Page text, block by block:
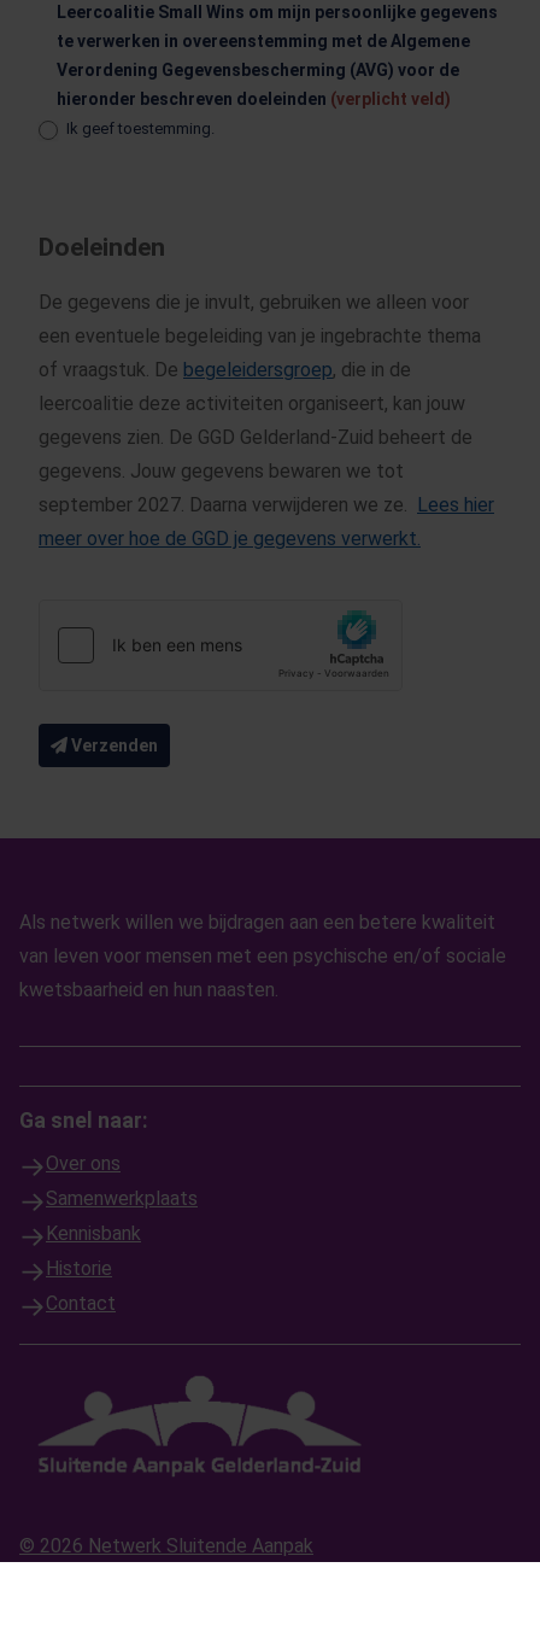
Leercoalitie Small Wins om mijn persoonlijke gegevens
te verwerken in overeenstemming met de Algemene
Verordening Gegevensbescherming (AVG) voor de
hieronder beschreven doeleinden (verplicht veld)
Ik geef toestemming.
Doeleinden
De gegevens die je invult, gebruiken we alleen voor
een eventuele begeleiding van je ingebrachte thema
of vraagstuk. De begeleidersgroep, die in de
leercoalitie deze activiteiten organiseert, kan jouw
gegevens zien. De GGD Gelderland-Zuid beheert de
gegevens. Jouw gegevens bewaren we tot
september 2027. Daarna verwijderen we ze. Lees hier
meer over hoe de GGD je gegevens verwerkt.
Verzenden
Als netwerk willen we bijdragen aan een betere kwaliteit
van leven voor mensen met een psychische en/of sociale
kwetsbaarheid en hun naasten.
Ga snel naar:
Over ons
Samenwerkplaats
Kennisbank
Historie
Contact
© 2026 Netwerk Sluitende Aanpak